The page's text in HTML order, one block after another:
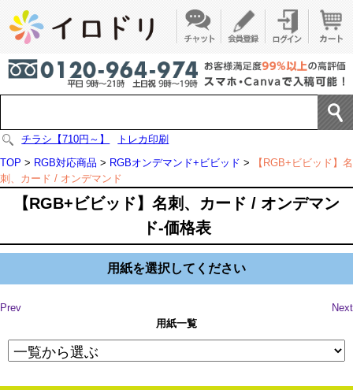
チラシ【710円～】
トレカ印刷
TOP > RGB対応商品 > RGBオンデマンド+ビビッド >
【RGB+ビビッド】名
刺、カード / オンデマンド
【RGB+ビビッド】名刺、カード / オンデマン
ド-価格表
用紙を選択してください
Prev
Next
用紙一覧